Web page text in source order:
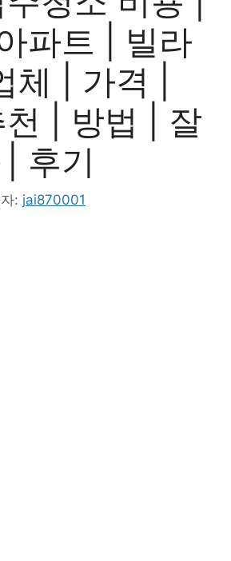
파트 | 빌라
체 | 가격 |
천 | 방법 | 잘
후기
: jai870001